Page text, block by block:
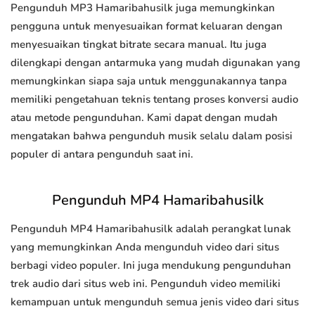
Pengunduh MP3 Hamaribahusilk juga memungkinkan
pengguna untuk menyesuaikan format keluaran dengan
menyesuaikan tingkat bitrate secara manual. Itu juga
dilengkapi dengan antarmuka yang mudah digunakan yang
memungkinkan siapa saja untuk menggunakannya tanpa
memiliki pengetahuan teknis tentang proses konversi audio
atau metode pengunduhan. Kami dapat dengan mudah
mengatakan bahwa pengunduh musik selalu dalam posisi
populer di antara pengunduh saat ini.
Pengunduh MP4 Hamaribahusilk
Pengunduh MP4 Hamaribahusilk adalah perangkat lunak
yang memungkinkan Anda mengunduh video dari situs
berbagi video populer. Ini juga mendukung pengunduhan
trek audio dari situs web ini. Pengunduh video memiliki
kemampuan untuk mengunduh semua jenis video dari situs